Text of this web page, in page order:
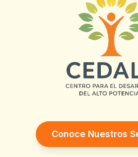
Conoce Nuestros